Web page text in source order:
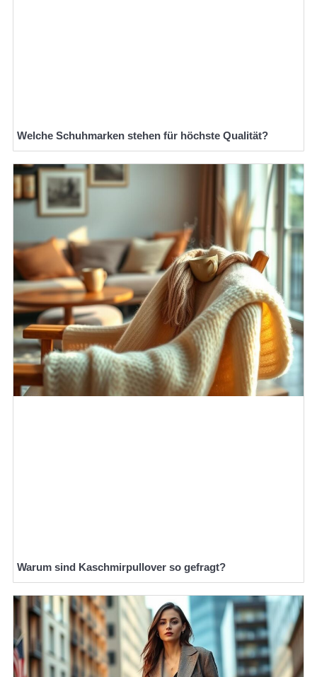
Welche Schuhmarken stehen für höchste Qualität?
Warum sind Kaschmirpullover so gefragt?